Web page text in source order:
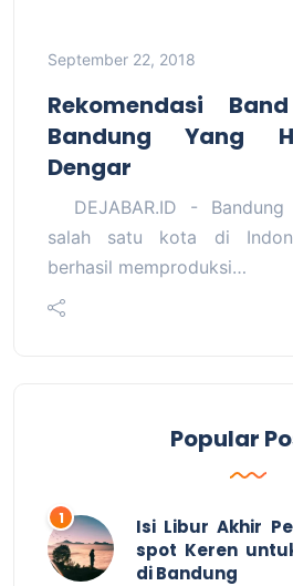
September 22, 2018
Rekomendasi
Bandung Yang
Dengar
DEJABAR.ID - Bandung
salah satu kota di
berhasil memproduksi…
Popular
Isi Libur Akhir
spot Keren
di Bandung